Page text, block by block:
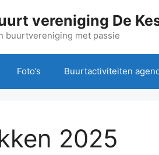
vereniging De
buurtvereniging met passie
Foto’s Buurtactiviteiten
2025